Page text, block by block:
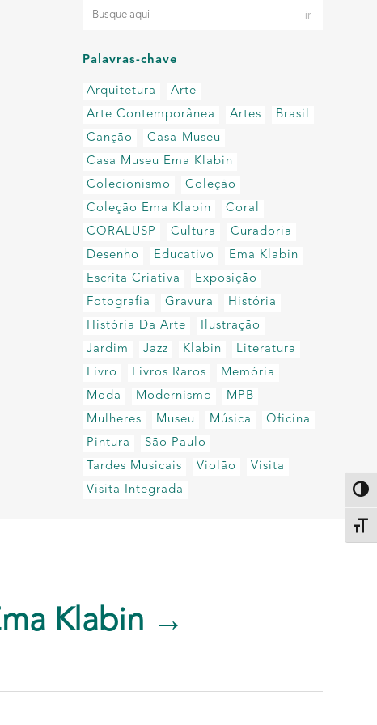
Palavras-chave
Arquitetura
Arte
Arte Contemporânea
Artes
Brasil
Canção
Casa-Museu
Casa Museu Ema Klabin
Colecionismo
Coleção
Coleção Ema Klabin
Coral
CORALUSP
Cultura
Curadoria
Desenho
Educativo
Ema Klabin
Escrita Criativa
Exposição
Fotografia
Gravura
História
História Da Arte
Ilustração
Jardim
Jazz Klabin
Literatura
Livro
Livros Raros
Memória
Moda
Modernismo
MPB
Mulheres
Museu Música
Oficina
Pintura
São Paulo
Tardes Musicais
Violão
Visita
Visita Integrada
Klabin →